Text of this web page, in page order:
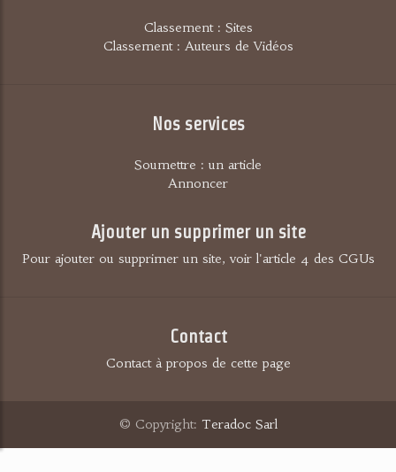
Classement : Sites
Classement : Auteurs de Vidéos
Nos services
Soumettre : un article
Annoncer
Ajouter un supprimer un site
Pour ajouter ou supprimer un site, voir l'article 4 des CGUs
Contact
Contact à propos de cette page
© Copyright: Teradoc Sarl